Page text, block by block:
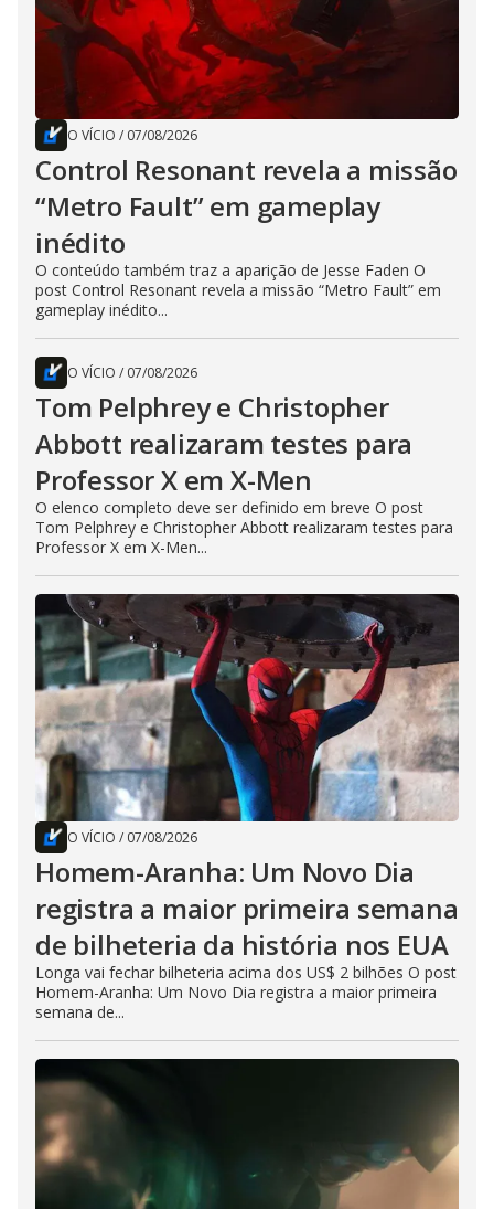
O VÍCIO / 07/08/2026
Control Resonant revela a missão
“Metro Fault” em gameplay
inédito
O conteúdo também traz a aparição de Jesse Faden O
post Control Resonant revela a missão “Metro Fault” em
gameplay inédito...
O VÍCIO / 07/08/2026
Tom Pelphrey e Christopher
Abbott realizaram testes para
Professor X em X-Men
O elenco completo deve ser definido em breve O post
Tom Pelphrey e Christopher Abbott realizaram testes para
Professor X em X-Men...
O VÍCIO / 07/08/2026
Homem-Aranha: Um Novo Dia
registra a maior primeira semana
de bilheteria da história nos EUA
Longa vai fechar bilheteria acima dos US$ 2 bilhões O post
Homem-Aranha: Um Novo Dia registra a maior primeira
semana de...